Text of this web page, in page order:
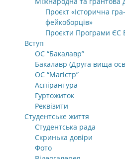
Проєкт «Історична
фейкоборців»
Проєкти Програми ЄС
Вступ
ОС “Бакалавр”
Бакалавр (Друга вища
ОС “Магістр”
Аспірантура
Гуртожиток
Реквізити
Студентське життя
Студентська рада
Скринька довіри
Фото